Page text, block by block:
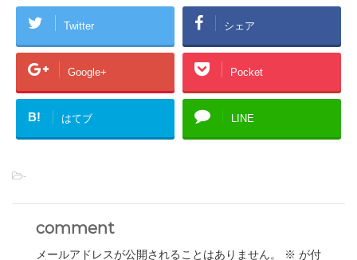
Twitter シェア
Google+ Pocket
B! はてブ LINE
-
comment
メールアドレスが公開されることはありません。 ※ が付